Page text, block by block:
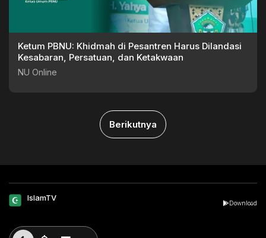
Ketum PBNU: Khidmah di Pesantren Harus Dilandasi
Kesabaran, Persatuan, dan Ketakwaan
NU Online
Berikutnya
IslamTV
Download